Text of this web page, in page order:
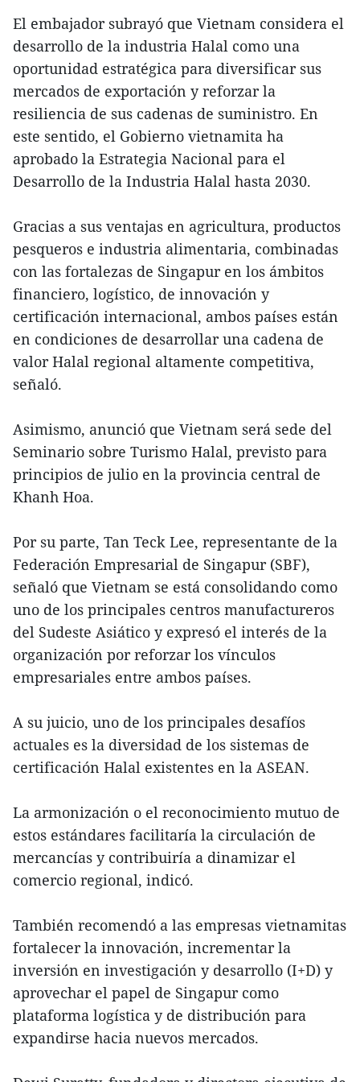
El embajador subrayó que Vietnam considera el
desarrollo de la industria Halal como una
oportunidad estratégica para diversificar sus
mercados de exportación y reforzar la
resiliencia de sus cadenas de suministro. En
este sentido, el Gobierno vietnamita ha
aprobado la Estrategia Nacional para el
Desarrollo de la Industria Halal hasta 2030.
Gracias a sus ventajas en agricultura, productos
pesqueros e industria alimentaria, combinadas
con las fortalezas de Singapur en los ámbitos
financiero, logístico, de innovación y
certificación internacional, ambos países están
en condiciones de desarrollar una cadena de
valor Halal regional altamente competitiva,
señaló.
Asimismo, anunció que Vietnam será sede del
Seminario sobre Turismo Halal, previsto para
principios de julio en la provincia central de
Khanh Hoa.
Por su parte, Tan Teck Lee, representante de la
Federación Empresarial de Singapur (SBF),
señaló que Vietnam se está consolidando como
uno de los principales centros manufactureros
del Sudeste Asiático y expresó el interés de la
organización por reforzar los vínculos
empresariales entre ambos países.
A su juicio, uno de los principales desafíos
actuales es la diversidad de los sistemas de
certificación Halal existentes en la ASEAN.
La armonización o el reconocimiento mutuo de
estos estándares facilitaría la circulación de
mercancías y contribuiría a dinamizar el
comercio regional, indicó.
También recomendó a las empresas vietnamitas
fortalecer la innovación, incrementar la
inversión en investigación y desarrollo (I+D) y
aprovechar el papel de Singapur como
plataforma logística y de distribución para
expandirse hacia nuevos mercados.